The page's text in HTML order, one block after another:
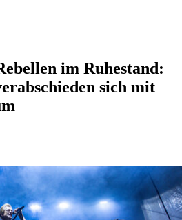
im Ruhestand:
sich mit